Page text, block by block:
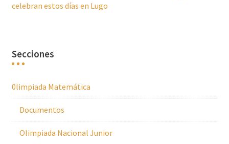
celebran estos días en Lugo
Secciones
0limpiada Matemática
Documentos
Olimpiada Nacional Junior